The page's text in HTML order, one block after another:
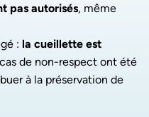
pas autorisés, même
: la cueillette est
de non-respect ont été
à la préservation de